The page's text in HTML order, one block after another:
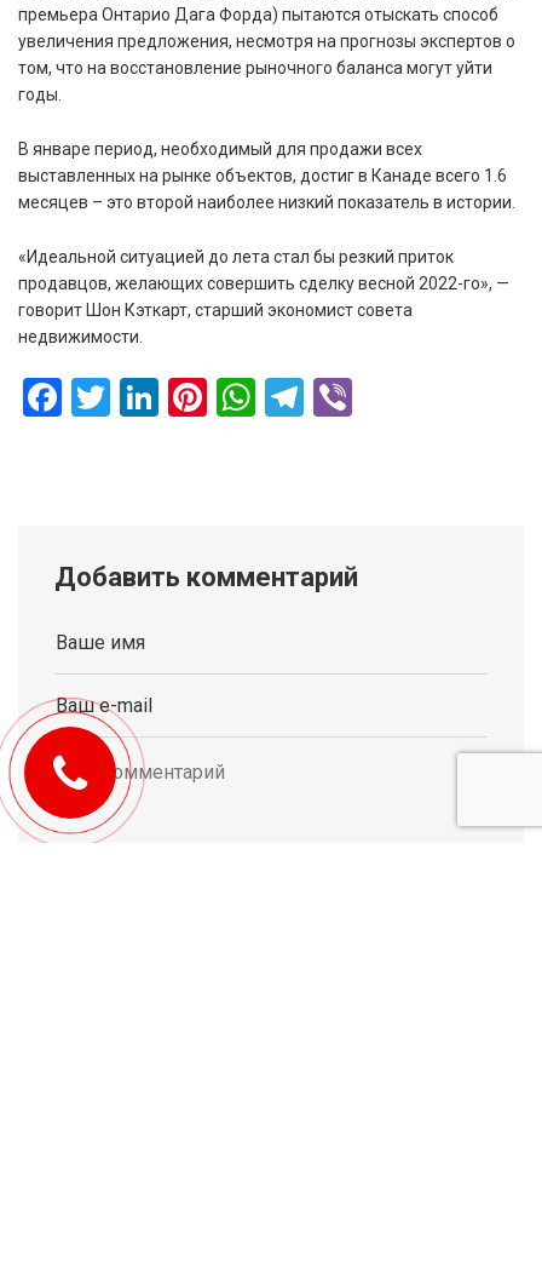
премьера Онтарио Дага Форда) пытаются отыскать способ
увеличения предложения, несмотря на прогнозы экспертов о
том, что на восстановление рыночного баланса могут уйти
годы.
В январе период, необходимый для продажи всех
выставленных на рынке объектов, достиг в Канаде всего 1.6
месяцев – это второй наиболее низкий показатель в истории.
«Идеальной ситуацией до лета стал бы резкий приток
продавцов, желающих совершить сделку весной 2022-го», —
говорит Шон Кэткарт, старший экономист совета
недвижимости.
Facebook
Twitter
LinkedIn
Pinterest
WhatsApp
Telegram
Добавить комментарий